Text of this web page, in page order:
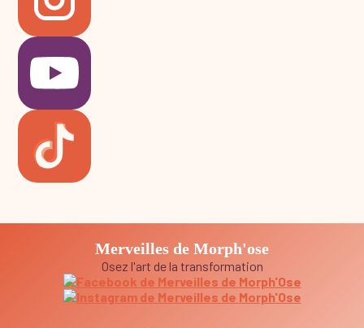
Merveilles de Morph'ose
Osez l'art de la transformation